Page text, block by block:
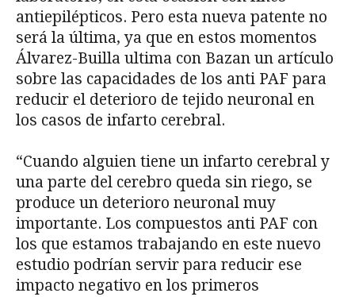
antiepilépticos. Pero esta nueva patente no
será la última, ya que en estos momentos
Álvarez-Builla ultima con Bazan un artículo
sobre las capacidades de los anti PAF para
reducir el deterioro de tejido neuronal en
los casos de infarto cerebral.
“Cuando alguien tiene un infarto cerebral y
una parte del cerebro queda sin riego, se
produce un deterioro neuronal muy
importante. Los compuestos anti PAF con
los que estamos trabajando en este nuevo
estudio podrían servir para reducir ese
impacto negativo en los primeros